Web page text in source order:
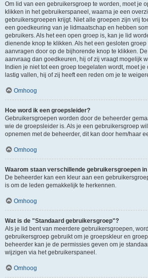
Om lid van een gebruikersgroep te worden, moet je
klikken in het gebruikerspaneel, waarna je een
gebruikersgroepen krijgt. Niet alle groepen zijn vrij
een goedkeuring van je lidmaatschap en hebben
gebruikers. Als het een open groep is, kan je lid
dienende knop te klikken. Als het een gesloten
aanvragen door op de bijhorende knop te klikken.
aanvraag dan goedkeuren, hij of zij vraagt mogelijk
Indien je niet tot een groep toegelaten wordt, moet
lastig vallen, hij of zij heeft een reden om je te
Omhoog
Hoe word ik een groepsleider?
Gebruikersgroepen worden door de beheerder
wie de groepsleider is. Als je een gebruikersgroep
opnemen met de beheerder, dit kan door hem/haar
Omhoog
Waarom staan verschillende gebruikersgroepen
De beheerder kan een kleur aan een
is om de leden gemakkelijk te herkennen.
Omhoog
Wat is de "Standaard gebruikersgroep"?
Als je lid bent van meerdere gebruikersgroepen,
gebruikersgroep gebruikt om je groepskleur en
beheerder kan je de permissies geven om je
wijzigen via het gebruikerspaneel.
Omhoog